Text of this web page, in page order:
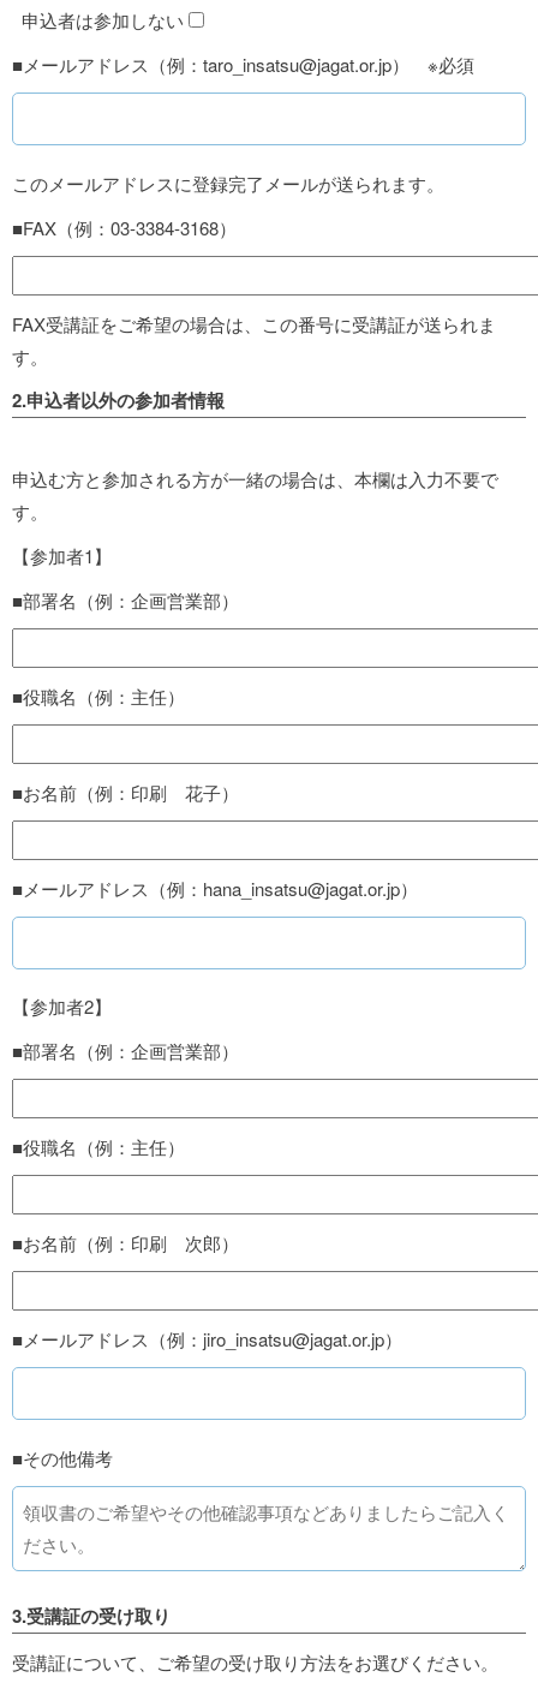
申込者は参加しない
■メールアドレス（例：taro_insatsu@jagat.or.jp） ※必須
このメールアドレスに登録完了メールが送られます。
■FAX（例：03-3384-3168）
FAX受講証をご希望の場合は、この番号に受講証が送られま
す。
2.申込者以外の参加者情報
申込む方と参加される方が一緒の場合は、本欄は入力不要で
す。
【参加者1】
■部署名（例：企画営業部）
■役職名（例：主任）
■お名前（例：印刷 花子）
■メールアドレス（例：hana_insatsu@jagat.or.jp）
【参加者2】
■部署名（例：企画営業部）
■役職名（例：主任）
■お名前（例：印刷 次郎）
■メールアドレス（例：jiro_insatsu@jagat.or.jp）
■その他備考
3.受講証の受け取り
受講証について、ご希望の受け取り方法をお選びください。